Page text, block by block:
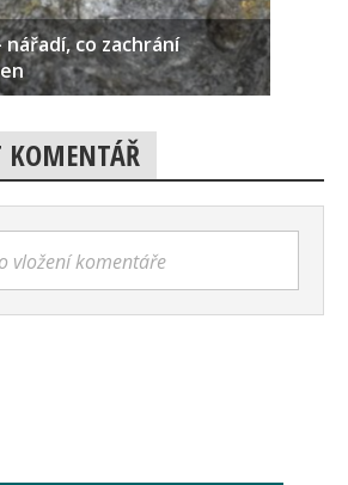
nářadí, co zachrání
KOMENTÁŘ
vložení komentáře